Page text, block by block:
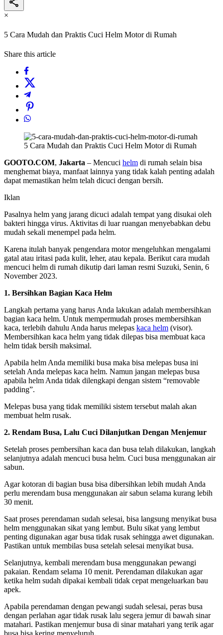
×
5 Cara Mudah dan Praktis Cuci Helm Motor di Rumah
Share this article
5 Cara Mudah dan Praktis Cuci Helm Motor di Rumah
GOOTO.COM, Jakarta – Mencuci helm di rumah selain bisa
menghemat biaya, manfaat lainnya yang tidak kalah penting adalah
dapat memastikan helm telah dicuci dengan bersih.
Iklan
Pasalnya helm yang jarang dicuci adalah tempat yang disukai oleh
bakteri hingga virus. Aktivitas di luar ruangan menyebabkan debu
mudah sekali menempel pada helm.
Karena itulah banyak pengendara motor mengeluhkan mengalami
gatal atau iritasi pada kulit, leher, atau kepala. Berikut cara mudah
mencuci helm di rumah dikutip dari laman resmi Suzuki, Senin, 6
November 2023.
1. Bersihkan Bagian Kaca Helm
Langkah pertama yang harus Anda lakukan adalah membersihkan
bagian kaca helm. Untuk mempermudah proses membersihkan
kaca, terlebih dahulu Anda harus melepas kaca helm (visor).
Membersihkan kaca helm yang tidak dilepas bisa membuat kaca
helm tidak bersih maksimal.
Apabila helm Anda memiliki busa maka bisa melepas busa ini
setelah Anda melepas kaca helm. Namun jangan melepas busa
apabila helm Anda tidak dilengkapi dengan sistem “removable
padding”.
Melepas busa yang tidak memiliki sistem tersebut malah akan
membuat helm rusak.
2. Rendam Busa, Lalu Cuci Dilanjutkan Dengan Menjemur
Setelah proses pembersihan kaca dan busa telah dilakukan, langkah
selanjutnya adalah mencuci busa helm. Cuci busa menggunakan air
sabun.
Agar kotoran di bagian busa bisa dibersihkan lebih mudah Anda
perlu merendam busa menggunakan air sabun selama kurang lebih
30 menit.
Saat proses perendaman sudah selesai, bisa langsung menyikat busa
helm menggunakan sikat yang lembut. Bulu sikat yang lembut
penting digunakan agar busa tidak rusak sehingga awet digunakan.
Pastikan untuk membilas busa setelah selesai menyikat busa.
Selanjutnya, kembali merendam busa menggunakan pewangi
pakaian. Rendam selama 10 menit. Perendaman dilakukan agar
ketika helm sudah dipakai kembali tidak cepat mengeluarkan bau
apek.
Apabila perendaman dengan pewangi sudah selesai, peras busa
dengan perlahan agar tidak rusak lalu segera jemur di bawah sinar
matahari. Pastikan menjemur busa di sinar matahari yang terik agar